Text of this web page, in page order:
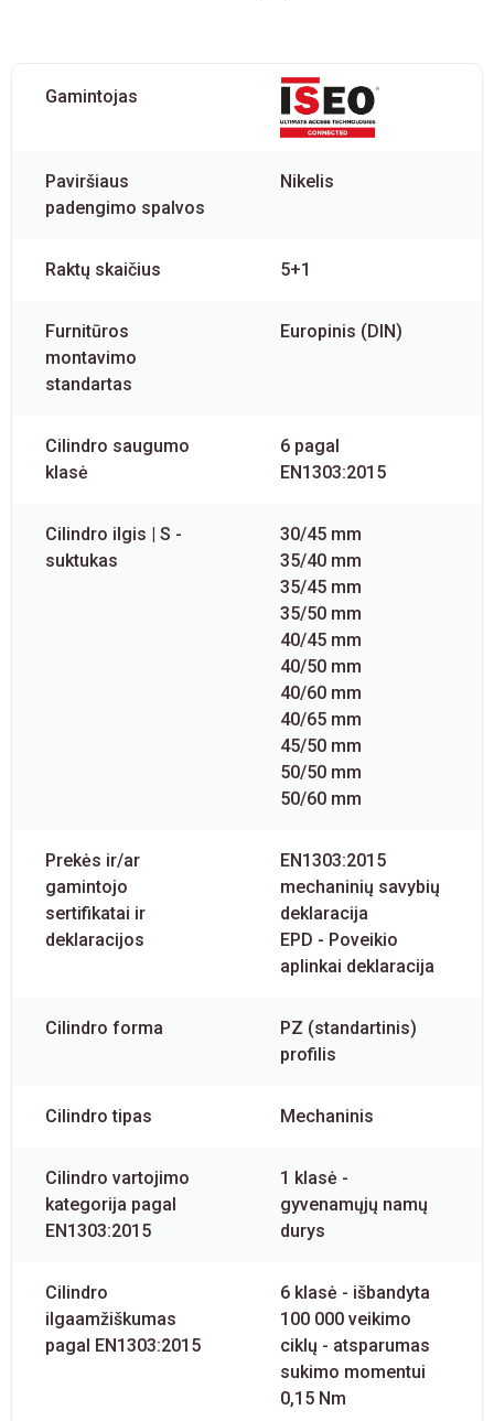
Gamintojas
Paviršiaus
padengimo spalvos
Nikelis
Raktų skaičius 5+1
Furnitūros
montavimo
standartas
Europinis (DIN)
Cilindro saugumo
klasė
6 pagal
EN1303:2015
Cilindro ilgis | S -
suktukas
30/45 mm
35/40 mm
35/45 mm
35/50 mm
40/45 mm
40/50 mm
40/60 mm
40/65 mm
45/50 mm
50/50 mm
50/60 mm
Prekės ir/ar
gamintojo
sertifikatai ir
deklaracijos
EN1303:2015
mechaninių savybių
deklaracija
EPD - Poveikio
aplinkai deklaracija
Cilindro forma
PZ (standartinis)
profilis
Cilindro tipas Mechaninis
Cilindro vartojimo
kategorija pagal
EN1303:2015
1 klasė -
gyvenamųjų namų
durys
Cilindro
ilgaamžiškumas
pagal EN1303:2015
6 klasė - išbandyta
100 000 veikimo
ciklų - atsparumas
sukimo momentui
0,15 Nm